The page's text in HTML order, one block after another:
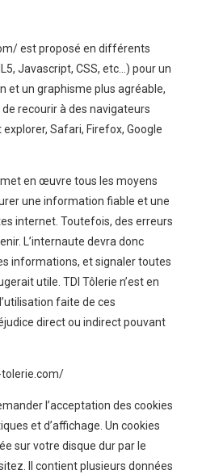
est proposé en différents
Javascript, CSS, etc…) pour un
et un graphisme plus agréable,
recourir à des navigateurs
Safari, Firefox, Google
en œuvre tous les moyens
une information fiable et une
internet. Toutefois, des erreurs
L’internaute devra donc
informations, et signaler toutes
utile. TDI Tôlerie n’est en
faite de ces
direct ou indirect pouvant
tolerie.com/
l’acceptation des cookies
et d’affichage. Un cookies
sur votre disque dur par le
Il contient plusieurs données